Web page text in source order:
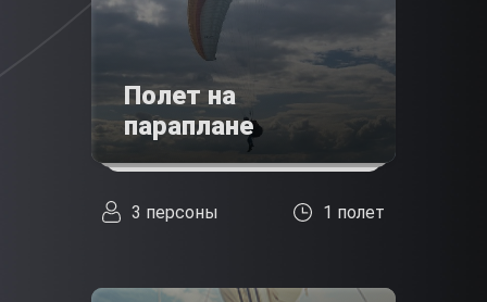
Полет на
параплане
3 персоны 1 полет